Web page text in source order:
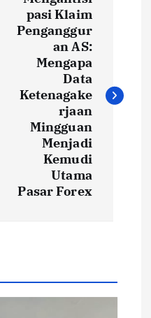
pasi Klaim
Penganggur
an AS:
Mengapa
Data
Ketenagake
rjaan
Mingguan
Menjadi
Kemudi
Utama
Pasar Forex